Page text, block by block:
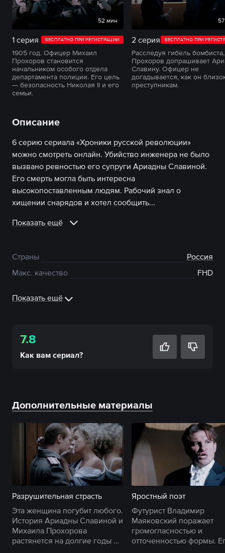
52 мин
1 серия БЕСПЛАТНО ПРИ РЕГИСТРАЦИИ
1905 год. Офицер Михаил
Прохоров становится
начальником особого отдела
департамента полиции. Его цель
— безопасность Николая II и его
семьи.
2 серия БЕСПЛАТНО ПРИ
Расследуя гибель бомбиста,
Прохоров допрашивает
Славину. Офицер не
догадывается, как он
преступникам.
Описание
6 серию сериала «Хроники русской революции»
можно смотреть онлайн. Убийство инженера не было
вызвано ревностью его супруги Ариадны Славиной.
Его смерть могла быть интересна
высокопоставленным людям. Рабочий знал о
хищении снарядов и хотел сообщить...
Показать ещё
Страны
Россия
Макс. качество
FHD
Показать ещё
7.8
Как вам сериал?
Дополнительные материалы
Разрушительная страсть
Эта женщина погубит любого.
История Ариадны Славиной и
Михаила Прохорова
растянется на долгие годы —
Яростный поэт
Футурист Владимир
Маяковский поражает
громогласностью и
отточенностью формы.